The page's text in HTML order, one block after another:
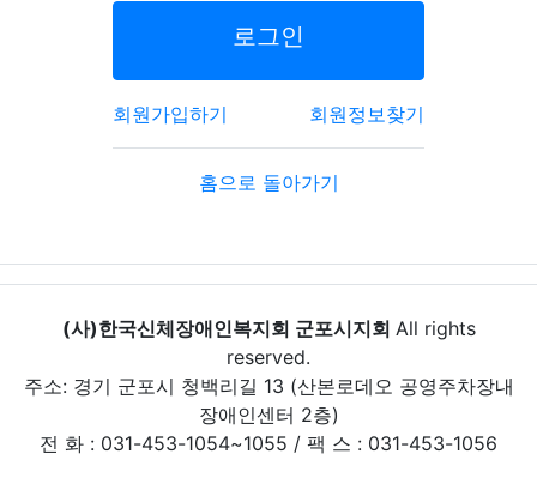
로그인
회원가입하기 회원정보찾기
홈으로 돌아가기
(사)한국신체장애인복지회 군포시지회 All rights
reserved.
주소: 경기 군포시 청백리길 13 (산본로데오 공영주차장내
장애인센터 2층)
전 화 : 031-453-1054~1055 / 팩 스 : 031-453-1056